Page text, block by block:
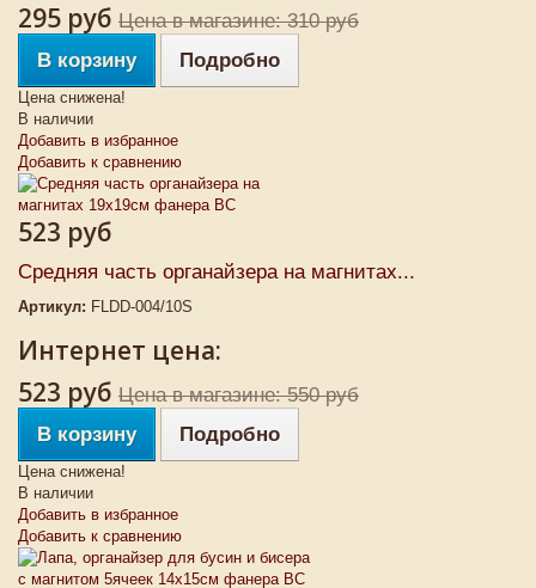
295 руб Цена в магазине: 310 руб
В корзину
Подробно
Цена снижена!
В наличии
Добавить в избранное
Добавить к сравнению
523 руб
Средняя часть органайзера на магнитах...
Артикул: FLDD-004/10S
Интернет цена:
523 руб Цена в магазине: 550 руб
В корзину
Подробно
Цена снижена!
В наличии
Добавить в избранное
Добавить к сравнению